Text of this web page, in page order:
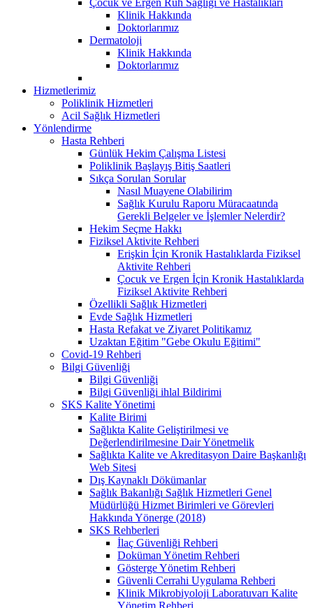
Klinik Hakkında
Doktorlarımız
Dermatoloji
Klinik Hakkında
Doktorlarımız
Hizmetlerimiz
Poliklinik Hizmetleri
Acil Sağlık Hizmetleri
Yönlendirme
Hasta Rehberi
Günlük Hekim Çalışma Listesi
Poliklinik Başlayış Bitiş Saatleri
Sıkça Sorulan Sorular
Nasıl Muayene Olabilirim
Sağlık Kurulu Raporu Müracaatında
Gerekli Belgeler ve İşlemler Nelerdir?
Hekim Seçme Hakkı
Fiziksel Aktivite Rehberi
Erişkin İçin Kronik Hastalıklarda Fiziksel
Aktivite Rehberi
Çocuk ve Ergen İçin Kronik Hastalıklarda
Fiziksel Aktivite Rehberi
Özellikli Sağlık Hizmetleri
Evde Sağlık Hizmetleri
Hasta Refakat ve Ziyaret Politikamız
Uzaktan Eğitim "Gebe Okulu Eğitimi"
Covid-19 Rehberi
Bilgi Güvenliği
Bilgi Güvenliği
Bilgi Güvenliği ihlal Bildirimi
SKS Kalite Yönetimi
Kalite Birimi
Sağlıkta Kalite Geliştirilmesi ve
Değerlendirilmesine Dair Yönetmelik
Sağlıkta Kalite ve Akreditasyon Daire Başkanlığı
Web Sitesi
Dış Kaynaklı Dökümanlar
Sağlık Bakanlığı Sağlık Hizmetleri Genel
Müdürlüğü Hizmet Birimleri ve Görevleri
Hakkında Yönerge (2018)
SKS Rehberleri
İlaç Güvenliği Rehberi
Doküman Yönetim Rehberi
Gösterge Yönetim Rehberi
Güvenli Cerrahi Uygulama Rehberi
Klinik Mikrobiyoloji Laboratuvarı Kalite
Yönetim Rehberi